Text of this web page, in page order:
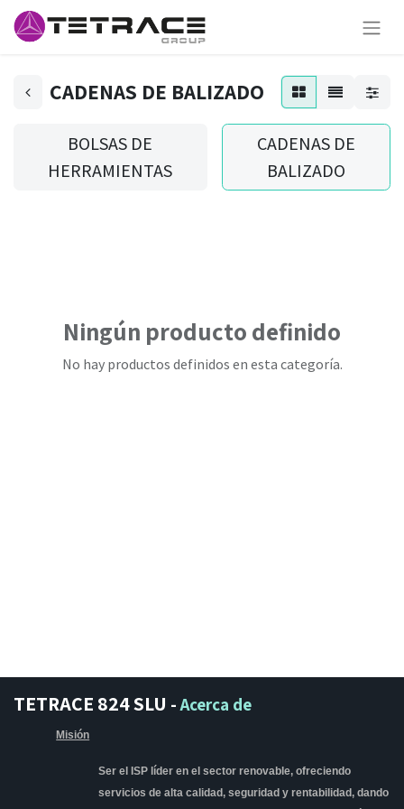
CADENAS DE BALIZADO
BOLSAS DE
HERRAMIENTAS
CADENAS DE
BALIZADO
Ningún producto definido
No hay productos definidos en esta categoría.
TETRACE 824 SLU -Acerca de
Misión
Ser el ISP líder en el sector renovable, ofreciendo
servicios de alta calidad, seguridad y rentabilidad, dando